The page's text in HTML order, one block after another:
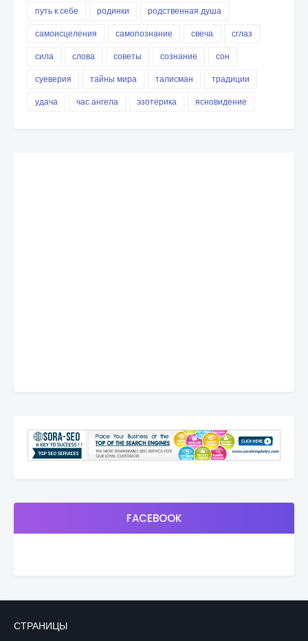
путь к себе
родинки
родственная душа
самоисцеления
самопознание свеча
сглаз
сила
слова советы сознание
сон
суеверия
тайны мира талисман
традиции
удача
час ангела эзотерика ясновидение
FACEBOOK
СТРАНИЦЫ